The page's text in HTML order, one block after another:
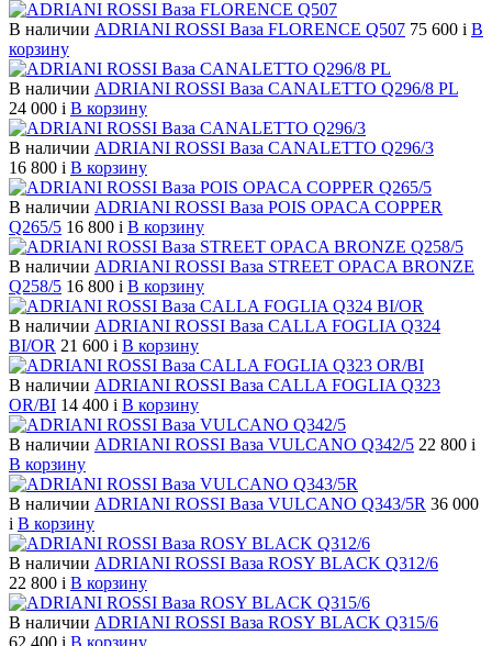
В наличии ADRIANI ROSSI Ваза FLORENCE Q507 75 600 i В
корзину
В наличии ADRIANI ROSSI Ваза CANALETTO Q296/8 PL
24 000 i В корзину
В наличии ADRIANI ROSSI Ваза CANALETTO Q296/3
16 800 i В корзину
В наличии ADRIANI ROSSI Ваза POIS OPACA COPPER
Q265/5 16 800 i В корзину
В наличии ADRIANI ROSSI Ваза STREET OPACA BRONZE
Q258/5 16 800 i В корзину
В наличии ADRIANI ROSSI Ваза CALLA FOGLIA Q324
BI/OR 21 600 i В корзину
В наличии ADRIANI ROSSI Ваза CALLA FOGLIA Q323
OR/BI 14 400 i В корзину
В наличии ADRIANI ROSSI Ваза VULCANO Q342/5 22 800 i
В корзину
В наличии ADRIANI ROSSI Ваза VULCANO Q343/5R 36 000
i В корзину
В наличии ADRIANI ROSSI Ваза ROSY BLACK Q312/6
22 800 i В корзину
В наличии ADRIANI ROSSI Ваза ROSY BLACK Q315/6
62 400 i В корзину